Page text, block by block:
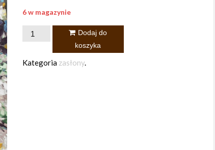
6 w magazynie
ilość
Flower
Dodaj do
koszyka
Kategoria zasłony.